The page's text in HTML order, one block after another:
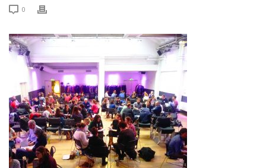
0